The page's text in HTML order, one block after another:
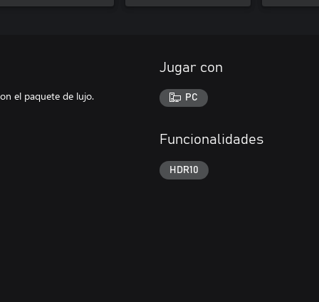
el paquete de lujo.
Jugar con
PC
Funcionalidades
HDR10